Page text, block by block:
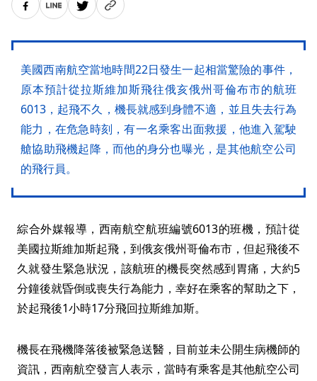
美國西南航空當地時間22日發生一起相當驚險的事件，
原本預計從拉斯維加斯飛往俄亥俄州哥倫布市的航班
6013，起飛不久，機長就感到身體不適，並且失去行為
能力，在危急時刻，有一名乘客出面救援，他進入駕駛
艙協助飛機起降，而他的身分也曝光，是其他航空公司
的飛行員。
綜合外媒報導，西南航空航班編號6013的班機，預計從
美國拉斯維加斯起飛，到俄亥俄州哥倫布市，但起飛後不
久就發生緊急狀況，該航班的機長突然感到胃痛，大約5
分鐘後就昏倒或喪失行為能力，幸好在乘客的幫助之下，
於起飛後1小時17分飛回拉斯維加斯。
機長在飛機降落後被緊急送醫，目前並未公開生病機師的
資訊，西南航空發言人表示，當時有乘客是其他航空公司